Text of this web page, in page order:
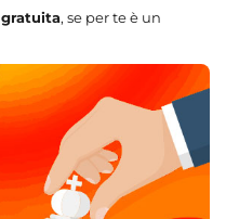
gratuita, se per te è un